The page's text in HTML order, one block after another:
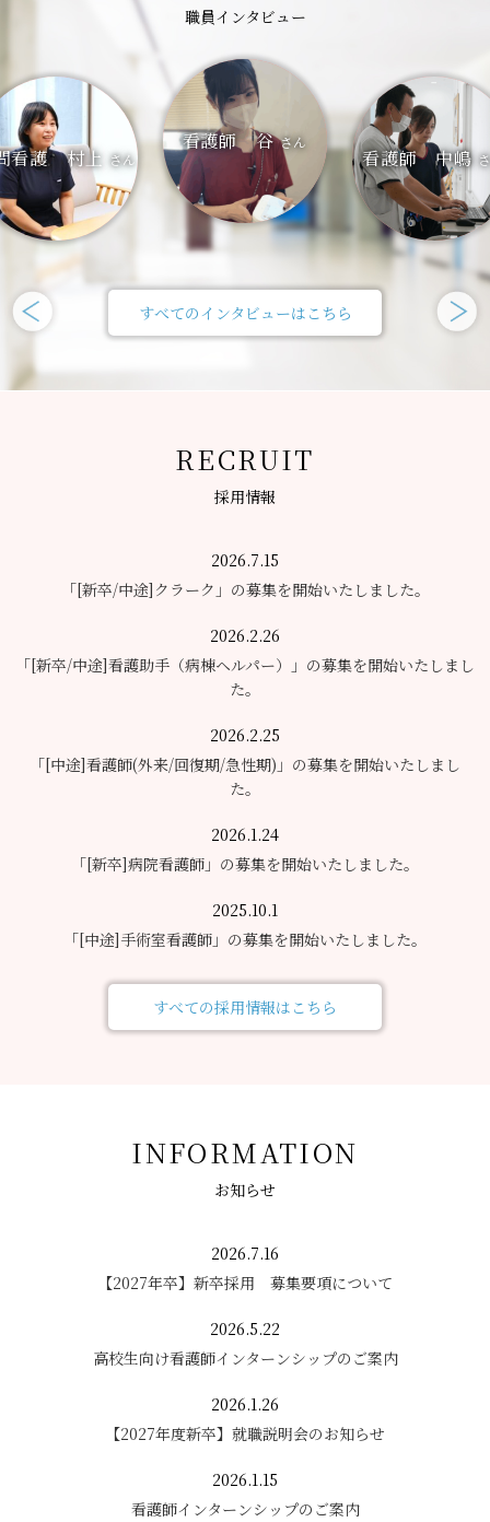
職員インタビュー
看護 村上 さん
看護師 谷 さん
看護師 中嶋
すべてのインタビューはこちら
RECRUIT
採用情報
2026.7.15
「[新卒/中途]クラーク」の募集を開始いたしました。
2026.2.26
「[新卒/中途]看護助手（病棟ヘルパー）」の募集を開始いたしまし
た。
2026.2.25
「[中途]看護師(外来/回復期/急性期)」の募集を開始いたしまし
た。
2026.1.24
「[新卒]病院看護師」の募集を開始いたしました。
2025.10.1
「[中途]手術室看護師」の募集を開始いたしました。
すべての採用情報はこちら
INFORMATION
お知らせ
2026.7.16
【2027年卒】新卒採用 募集要項について
2026.5.22
高校生向け看護師インターンシップのご案内
2026.1.26
【2027年度新卒】就職説明会のお知らせ
2026.1.15
看護師インターンシップのご案内